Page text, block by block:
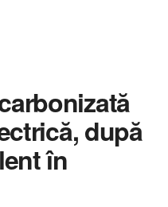
după
în